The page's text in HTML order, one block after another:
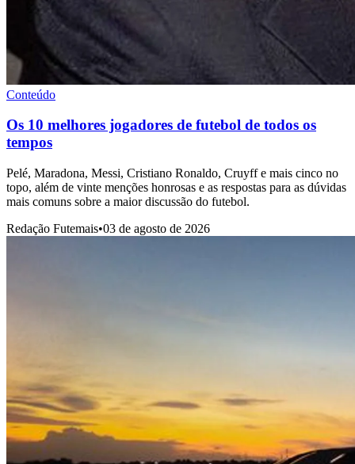
Conteúdo
Os 10 melhores jogadores de futebol de todos os
tempos
Pelé, Maradona, Messi, Cristiano Ronaldo, Cruyff e mais cinco no
topo, além de vinte menções honrosas e as respostas para as dúvidas
mais comuns sobre a maior discussão do futebol.
Redação Futemais•03 de agosto de 2026